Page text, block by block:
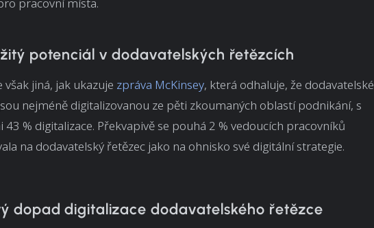
potenciál v dodavatelských řetězcích
však jiná, jak ukazuje zpráva McKinsey, která odhaluje, že dodavatelské
nejméně digitalizovanou ze pěti zkoumaných oblastí podnikání, s
43 % digitalizace. Překvapivě se pouhá 2 % vedoucích pracovníků
na dodavatelský řetězec jako na ohnisko své digitální strategie.
dopad digitalizace dodavatelského řetězce